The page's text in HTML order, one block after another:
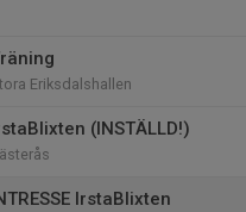
Eriksdalshallen
(INSTÄLLD!)
IrstaBlixten